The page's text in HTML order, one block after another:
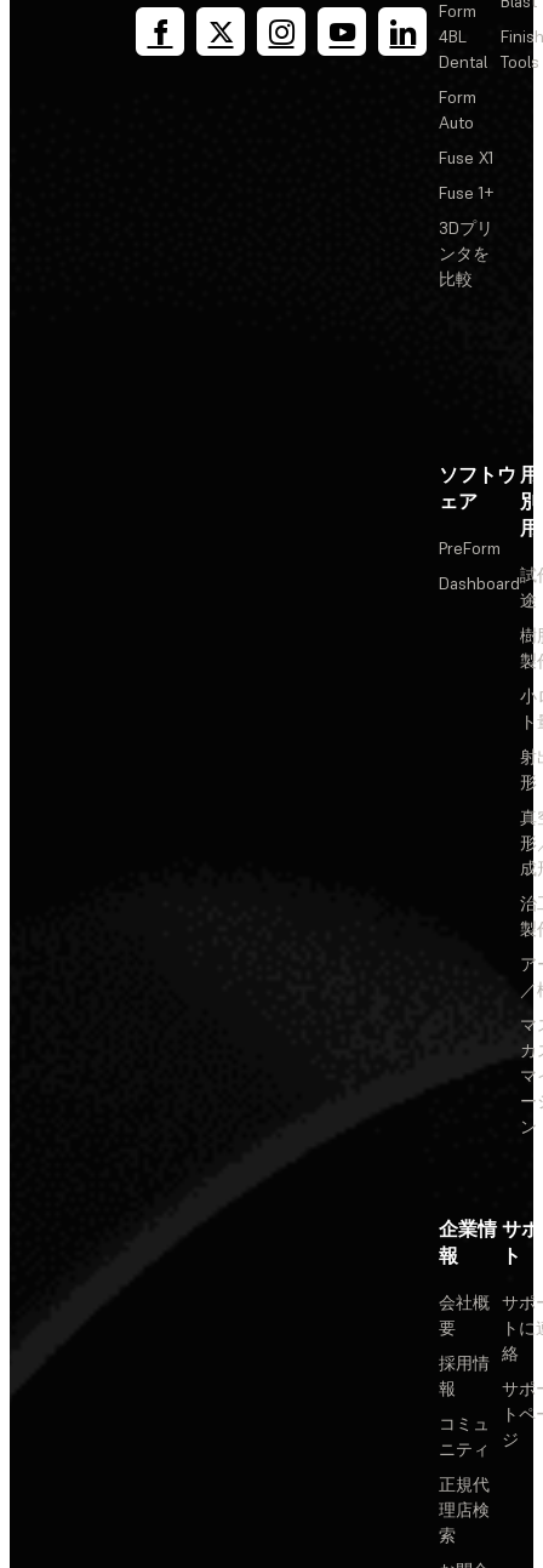
Form
4BL
Dental
Form
Auto
Fuse X1
Fuse 1+
3Dプリ
ンタを
比較
Tools
ソフトウ
ェア
PreForm
Dashboard試
途
樹
製
小
射
形
真
形
成
治
製
ア
／
マ
カ
マ
ー
ン
企業情
報
会社概
要
採用情
報
コミュ
ニティ
正規代
理店検
索
サ
ト
サポ
トに
絡
サポ
トペ
ジ